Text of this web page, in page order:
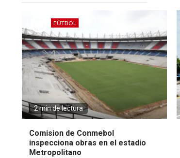
FÚTBOL
2 min de lectura
Comision de Conmebol
inspecciona obras en el estadio
Metropolitano